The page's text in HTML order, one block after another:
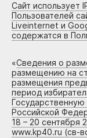
Сайт использует
Пользователей
Liveinternet и
содержатся в
«Сведения о
размещению на
размещения
период
Российской
18 – 20 сентября
www.kp40.ru (св-